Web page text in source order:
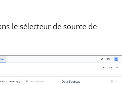
le sélecteur de source de